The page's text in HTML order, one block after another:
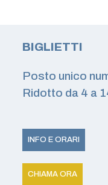
BIGLIETTI
Posto unico
Ridotto da 4 a
INFO E ORARI
CHIAMA ORA